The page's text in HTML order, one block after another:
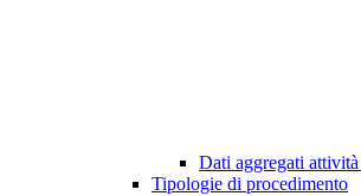
Dati aggregati
Tipologie di procedimento